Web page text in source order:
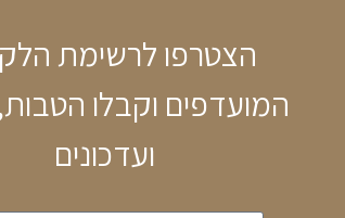
הצטרפו לרשימת
המועדפים וקבלו
ועדכונים